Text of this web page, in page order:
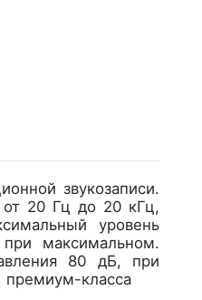
звукозаписи.
от 20 Гц до 20 кГц,
уровень
максимальном.
80 дБ, при
класса